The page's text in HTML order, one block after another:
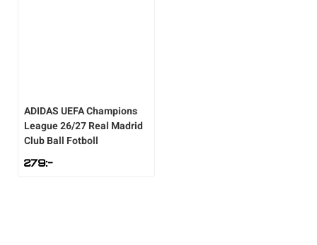
ADIDASUEFA Champions
League 26/27 Real Madrid
Club Ball Fotboll
279:-